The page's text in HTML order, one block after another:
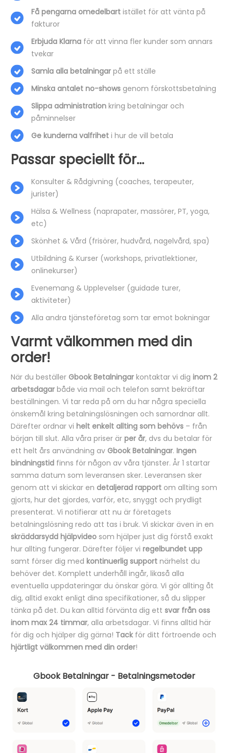
Få pengarna omedelbart istället för att vänta på
fakturor
Erbjuda Klarna för att vinna fler kunder som annars
tvekar
Samla alla betalningar på ett ställe
Minska antalet no-shows genom förskottsbetalning
Slippa administration kring betalningar och
påminnelser
Ge kunderna valfrihet i hur de vill betala
Passar speciellt för…
Konsulter & Rådgivning (coaches, terapeuter,
jurister)
Hälsa & Wellness (naprapater, massörer, PT, yoga,
etc)
Skönhet & Vård (frisörer, hudvård, nagelvård, spa)
Utbildning & Kurser (workshops, privatlektioner,
onlinekurser)
Evenemang & Upplevelser (guidade turer,
aktiviteter)
Alla andra tjänsteföretag som tar emot bokningar
Varmt välkommen med din
order!
När du beställer Gbook Betalningar kontaktar vi dig inom 2
arbetsdagar både via mail och telefon samt bekräftar
beställningen. Vi tar reda på om du har några speciella
önskemål kring betalningslösningen och samordnar allt.
Därefter ordnar vi helt enkelt allting som behövs – från
början till slut. Alla våra priser är per år, dvs du betalar för
ett helt års användning av Gbook Betalningar. Ingen
bindningstid finns för någon av våra tjänster. År 1 startar
samma datum som leveransen sker. Leveransen sker
genom att vi skickar en detaljerad rapport om allting som
gjorts, hur det gjordes, varför, etc, snyggt och prydligt
presenterat. Vi notifierar att nu är företagets
betalningslösning redo att tas i bruk. Vi skickar även in en
skräddarsydd hjälpvideo som hjälper just dig förstå exakt
hur allting fungerar. Därefter följer vi regelbundet upp
samt förser dig med kontinuerlig support närhelst du
behöver det. Komplett underhåll ingår, likaså alla
eventuella uppdateringar du önskar göra. Vi gör allting åt
dig, alltid exakt enligt dina specifikationer, så du slipper
tänka på det. Du kan alltid förvänta dig ett svar från oss
inom max 24 timmar, alla arbetsdagar. Vi finns alltid här
för dig och hjälper dig gärna! Tackför ditt förtroende och
hjärtligt välkommen med din order!
Gbook Betalningar - Betalningsmetoder